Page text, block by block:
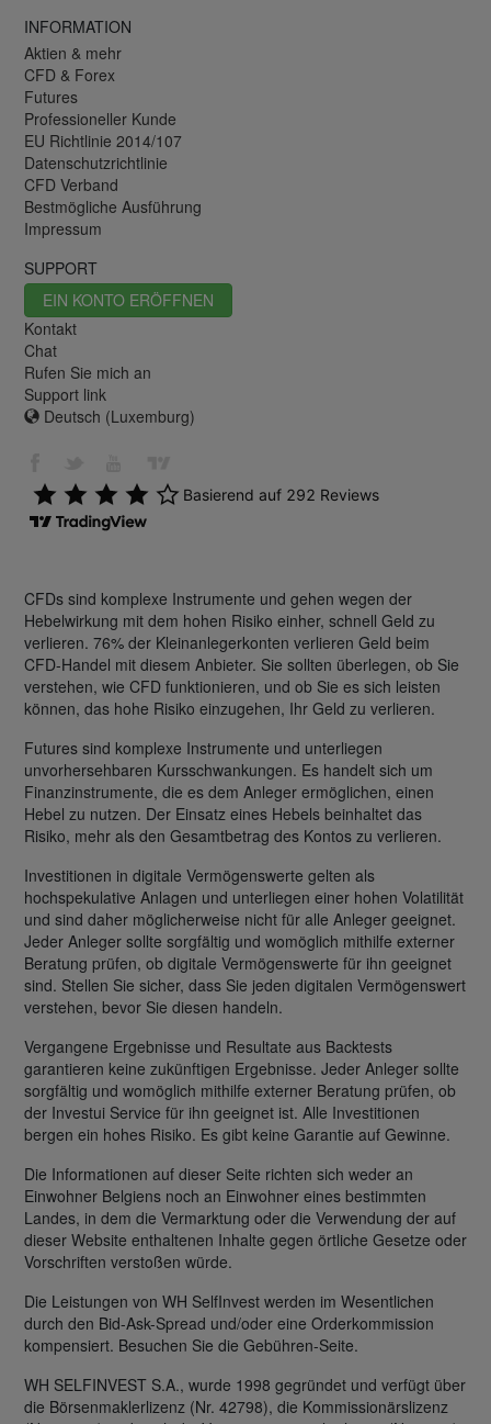
INFORMATION
Aktien & mehr
CFD & Forex
Futures
Professioneller Kunde
EU Richtlinie 2014/107
Datenschutzrichtlinie
CFD Verband
Bestmögliche Ausführung
Impressum
SUPPORT
EIN KONTO ERÖFFNEN
Kontakt
Chat
Rufen Sie mich an
Support link
Deutsch (Luxemburg)
CFDs sind komplexe Instrumente und gehen wegen der
Hebelwirkung mit dem hohen Risiko einher, schnell Geld zu
verlieren. 76% der Kleinanlegerkonten verlieren Geld beim
CFD-Handel mit diesem Anbieter. Sie sollten überlegen, ob Sie
verstehen, wie CFD funktionieren, und ob Sie es sich leisten
können, das hohe Risiko einzugehen, Ihr Geld zu verlieren.
Futures sind komplexe Instrumente und unterliegen
unvorhersehbaren Kursschwankungen. Es handelt sich um
Finanzinstrumente, die es dem Anleger ermöglichen, einen
Hebel zu nutzen. Der Einsatz eines Hebels beinhaltet das
Risiko, mehr als den Gesamtbetrag des Kontos zu verlieren.
Investitionen in digitale Vermögenswerte gelten als
hochspekulative Anlagen und unterliegen einer hohen Volatilität
und sind daher möglicherweise nicht für alle Anleger geeignet.
Jeder Anleger sollte sorgfältig und womöglich mithilfe externer
Beratung prüfen, ob digitale Vermögenswerte für ihn geeignet
sind. Stellen Sie sicher, dass Sie jeden digitalen Vermögenswert
verstehen, bevor Sie diesen handeln.
Vergangene Ergebnisse und Resultate aus Backtests
garantieren keine zukünftigen Ergebnisse. Jeder Anleger sollte
sorgfältig und womöglich mithilfe externer Beratung prüfen, ob
der Investui Service für ihn geeignet ist. Alle Investitionen
bergen ein hohes Risiko. Es gibt keine Garantie auf Gewinne.
Die Informationen auf dieser Seite richten sich weder an
Einwohner Belgiens noch an Einwohner eines bestimmten
Landes, in dem die Vermarktung oder die Verwendung der auf
dieser Website enthaltenen Inhalte gegen örtliche Gesetze oder
Vorschriften verstoßen würde.
Die Leistungen von WH SelfInvest werden im Wesentlichen
durch den Bid-Ask-Spread und/oder eine Orderkommission
kompensiert. Besuchen Sie die Gebühren-Seite.
WH SELFINVEST S.A., wurde 1998 gegründet und verfügt über
die Börsenmaklerlizenz (Nr. 42798), die Kommissionärslizenz